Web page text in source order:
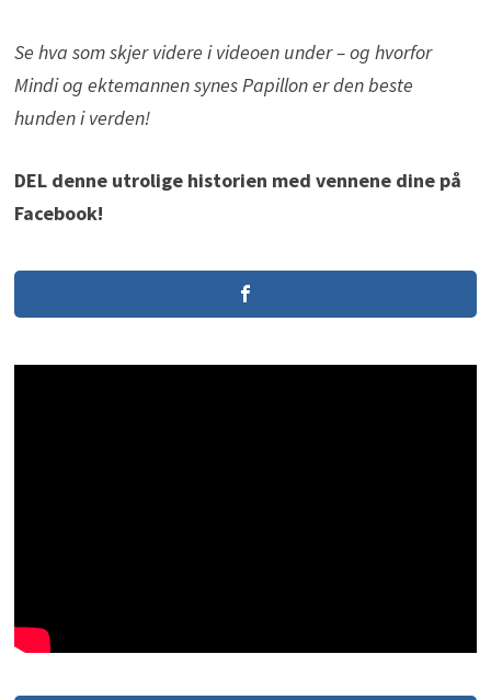
Se hva som skjer videre i videoen under – og hvorfor
Mindi og ektemannen synes Papillon er den beste
hunden i verden!
DEL denne utrolige historien med vennene dine på
Facebook!